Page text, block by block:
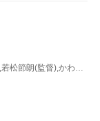
西島秀俊,佐々木蔵之介,本田翼,若松節朗(監督),かわぐちかいじ(原作),岩代太郎(音楽)